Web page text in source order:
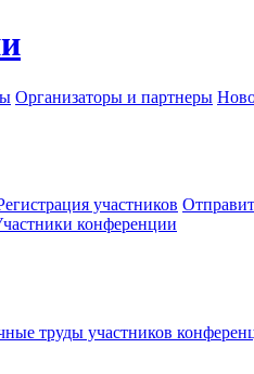
Организаторы и партнеры
участников
конференции
труды участников